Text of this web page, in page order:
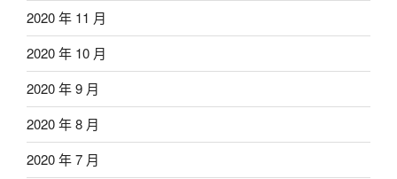
2020 年 11 月
2020 年 10 月
2020 年 9 月
2020 年 8 月
2020 年 7 月